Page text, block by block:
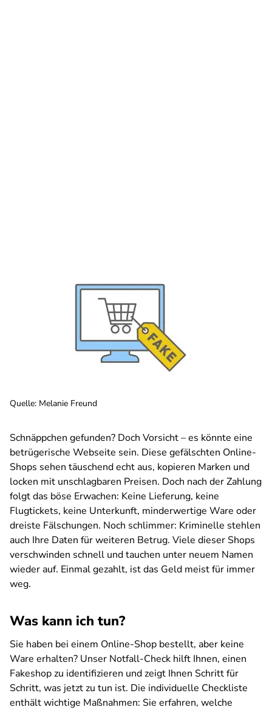
Quelle: Melanie Freund
Schnäppchen gefunden? Doch Vorsicht – es könnte eine
betrügerische Webseite sein. Diese gefälschten Online-
Shops sehen täuschend echt aus, kopieren Marken und
locken mit unschlagbaren Preisen. Doch nach der Zahlung
folgt das böse Erwachen: Keine Lieferung, keine
Flugtickets, keine Unterkunft, minderwertige Ware oder
dreiste Fälschungen. Noch schlimmer: Kriminelle stehlen
auch Ihre Daten für weiteren Betrug. Viele dieser Shops
verschwinden schnell und tauchen unter neuem Namen
wieder auf. Einmal gezahlt, ist das Geld meist für immer
weg.
Was kann ich tun?
Sie haben bei einem Online-Shop bestellt, aber keine
Ware erhalten? Unser Notfall-Check hilft Ihnen, einen
Fakeshop zu identifizieren und zeigt Ihnen Schritt für
Schritt, was jetzt zu tun ist. Die individuelle Checkliste
enthält wichtige Maßnahmen: Sie erfahren, welche